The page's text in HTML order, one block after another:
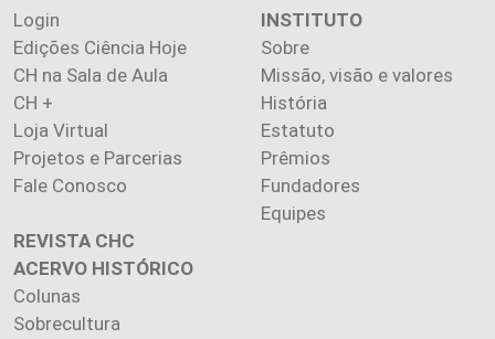
Login
Edições Ciência Hoje
CH na Sala de Aula
CH +
Loja Virtual
Projetos e Parcerias
Fale Conosco
INSTITUTO
Sobre
Missão, visão e valores
História
Estatuto
Prêmios
Fundadores
Equipes
REVISTA CHC
ACERVO HISTÓRICO
Colunas
Sobrecultura